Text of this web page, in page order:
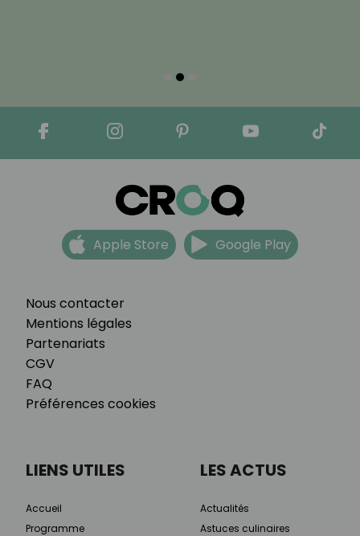
Nous contacter
Mentions légales
Partenariats
CGV
FAQ
Préférences cookies
Apple Store Google Play
LIENS UTILES
Accueil
Programme
LES ACTUS
Actualités
Astuces culinaires